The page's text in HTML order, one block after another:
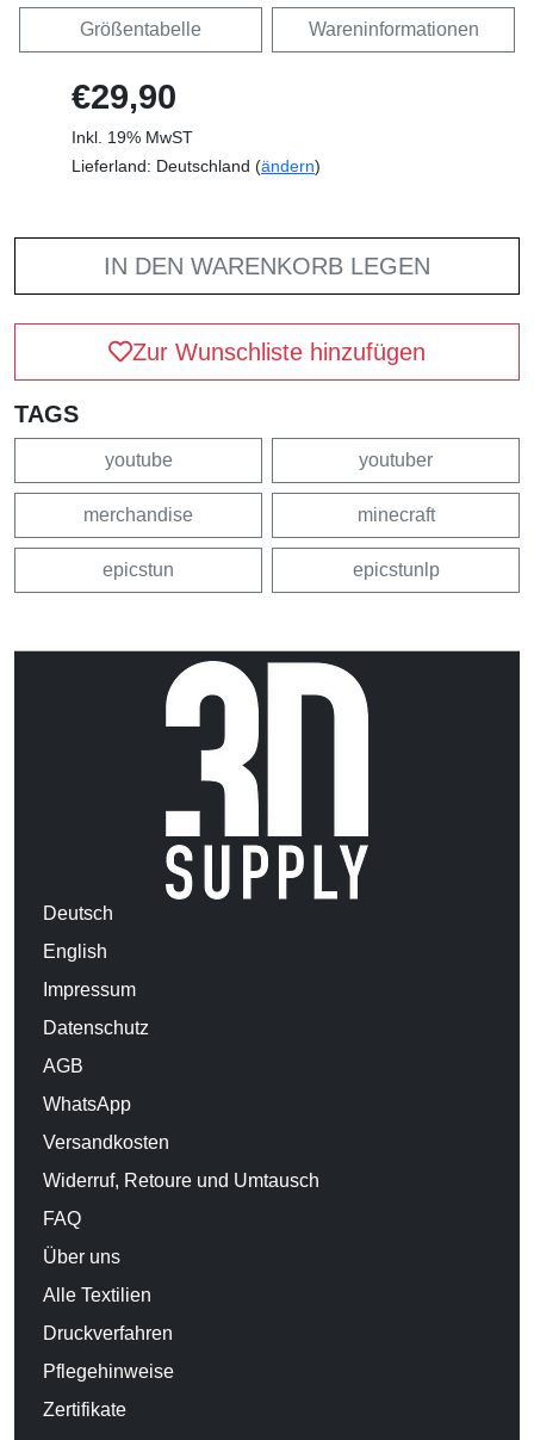
Größentabelle Wareninformationen
€29,90
Inkl. 19% MwST
Lieferland: Deutschland (ändern)
IN DEN WARENKORB LEGEN
Zur Wunschliste hinzufügen
TAGS
youtube youtuber
merchandise minecraft
epicstun epicstunlp
Deutsch
English
Impressum
Datenschutz
AGB
WhatsApp
Versandkosten
Widerruf, Retoure und Umtausch
FAQ
Über uns
Alle Textilien
Druckverfahren
Pflegehinweise
Zertifikate